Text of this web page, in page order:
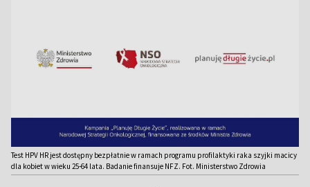
Test HPV HR jest dostępny bezpłatnie w ramach programu profilaktyki raka szyjki macicy
dla kobiet w wieku 25-64 lata. Badanie finansuje NFZ. Fot. Ministerstwo Zdrowia